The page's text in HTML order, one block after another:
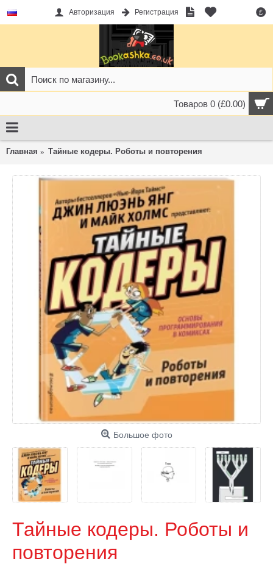
£
Авторизация Регистрация
Товаров 0 (£0.00)
Главная Тайные кодеры. Роботы и повторения
Большое фото
Тайные кодеры. Роботы и
повторения